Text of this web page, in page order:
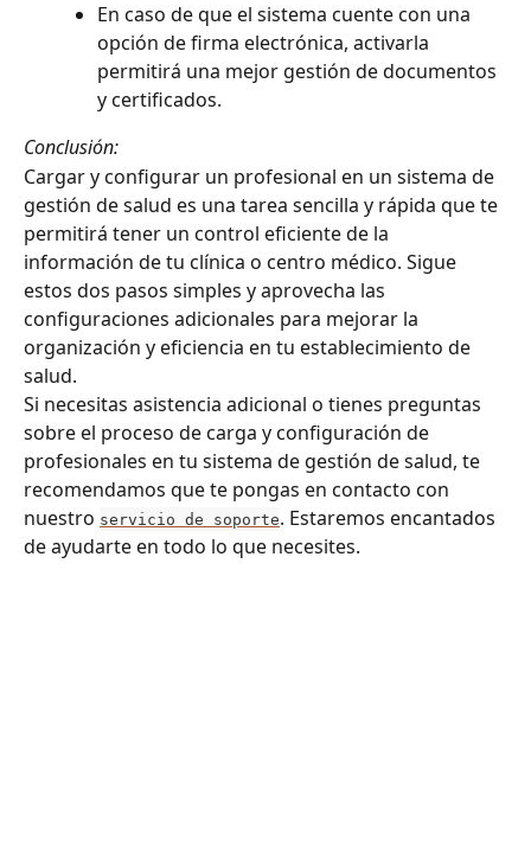
En caso de que el sistema cuente con una
opción de firma electrónica, activarla
permitirá una mejor gestión de documentos
y certificados.
Conclusión:
Cargar y configurar un profesional en un sistema de
gestión de salud es una tarea sencilla y rápida que te
permitirá tener un control eficiente de la
información de tu clínica o centro médico. Sigue
estos dos pasos simples y aprovecha las
configuraciones adicionales para mejorar la
organización y eficiencia en tu establecimiento de
salud.
Si necesitas asistencia adicional o tienes preguntas
sobre el proceso de carga y configuración de
profesionales en tu sistema de gestión de salud, te
recomendamos que te pongas en contacto con
nuestro servicio de soporte. Estaremos encantados
de ayudarte en todo lo que necesites.